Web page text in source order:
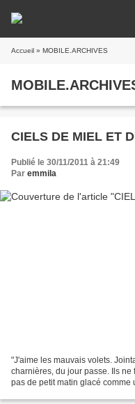
Accueil » MOBILE.ARCHIVES
CIELS DE MIEL ET
Publié le 30/11/2011 à 21:49
Par emmila
"J'aime les mauvais volets.
charnières, du jour passe. Ils ne
pas de petit matin glacé comme